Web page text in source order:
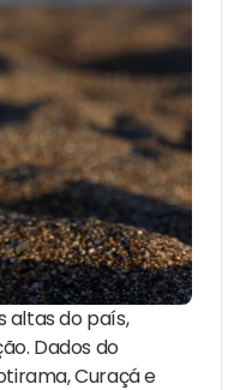
altas do país,
Dados do
Curaçá e